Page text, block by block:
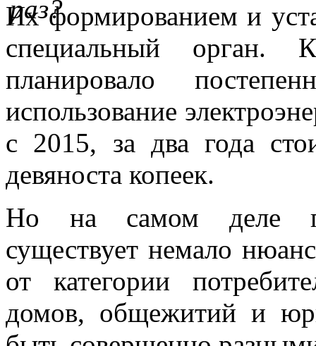
Их формированием и
специальный орган.
планировало
использование
с 2015, за два года
девяноста копеек.
Но на самом деле
существует немало
от категории
домов, общежитий и